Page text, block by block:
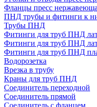
Фланцы пресс
ПНД трубы и фитинги к
Трубы ПНД
Фитинги для труб ПНД
Фитинги для труб ПНД
Фитинги для труб ПНД
Водорозетка
Врезка в трубу
Краны для труб ПНД
Соединитель переходной
Соединитель прямой
Соединитель с фланцем